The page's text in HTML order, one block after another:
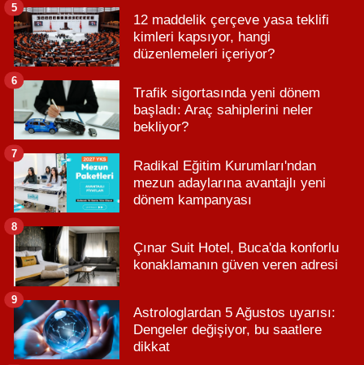
12 maddelik çerçeve yasa teklifi
kimleri kapsıyor, hangi
düzenlemeleri içeriyor?
5
Trafik sigortasında yeni dönem
başladı: Araç sahiplerini neler
bekliyor?
6
Radikal Eğitim Kurumları'ndan
mezun adaylarına avantajlı yeni
dönem kampanyası
7
Çınar Suit Hotel, Buca'da konforlu
konaklamanın güven veren adresi
8
Astrologlardan 5 Ağustos uyarısı:
Dengeler değişiyor, bu saatlere
dikkat
9